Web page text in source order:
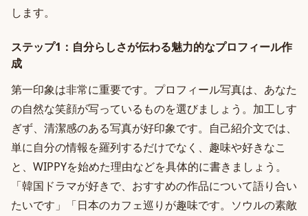
します。
ステップ1：自分らしさが伝わる魅力的なプロフィール作
成
第一印象は非常に重要です。プロフィール写真は、あなた
の自然な笑顔が写っているものを選びましょう。加工しす
ぎず、清潔感のある写真が好印象です。自己紹介文では、
単に自分の情報を羅列するだけでなく、趣味や好きなこ
と、WIPPYを始めた理由などを具体的に書きましょう。
「韓国ドラマが好きで、おすすめの作品について語り合い
たいです」「日本のカフェ巡りが趣味です。ソウルの素敵